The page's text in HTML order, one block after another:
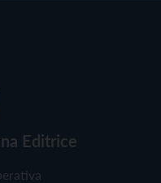
Editrice